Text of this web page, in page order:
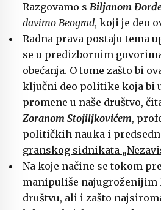
Razgovamo s Biljanom
davimo Beograd, koji je deo
Radna prava postaju tema
se u predizbornim
obećanja. O tome zašto bi
ključni deo politike koja bi
promene u naše društvo,
Zoranom Stojiljkovićem,
političkih nauka i
granskog sidnikata
Na koje načine se tokom
manipuliše najugroženijim
društvu, ali i zašto